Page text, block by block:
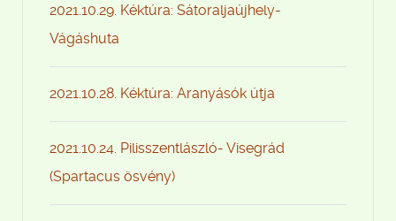
2021.10.29. Kéktúra: Sátoraljaújhely-
Vágáshuta
2021.10.28. Kéktúra: Aranyásók útja
2021.10.24. Pilisszentlászló- Visegrád
(Spartacus ösvény)